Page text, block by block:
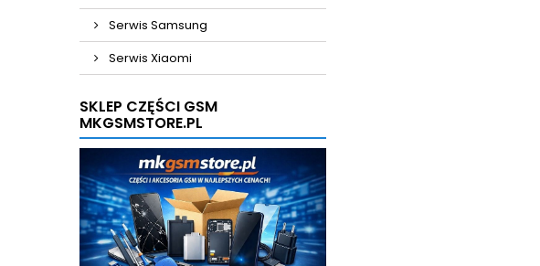
Serwis Samsung
Serwis Xiaomi
SKLEP CZĘŚCI GSM
MKGSMSTORE.PL